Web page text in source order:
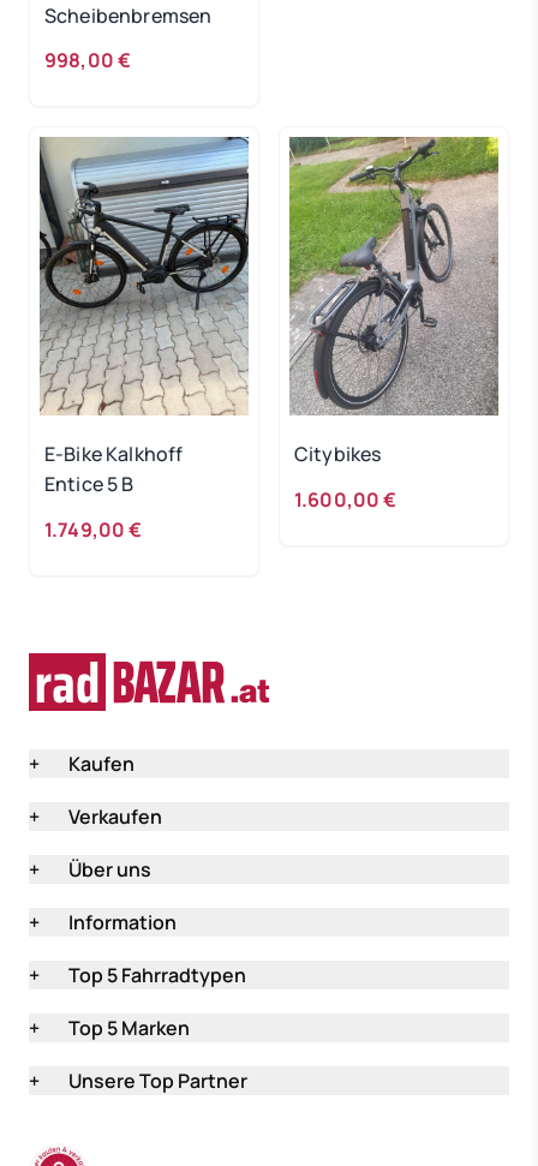
Scheibenbremsen
998,00 €
E-Bike Kalkhoff
Entice 5 B
1.749,00 €
Citybikes
1.600,00 €
+
Kaufen
+
Verkaufen
+
Über uns
+
Information
+
Top 5 Fahrradtypen
+
Top 5 Marken
+
Unsere Top Partner